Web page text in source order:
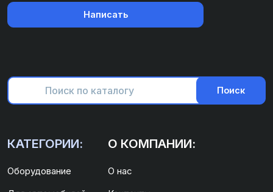
Написать
Поиск
КАТЕГОРИИ:
Оборудование
О КОМПАНИИ:
О нас